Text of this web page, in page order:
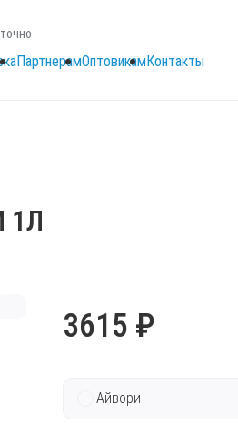
ПартнерамОптовикамКонтакты
1Л
3615 ₽
Айвори